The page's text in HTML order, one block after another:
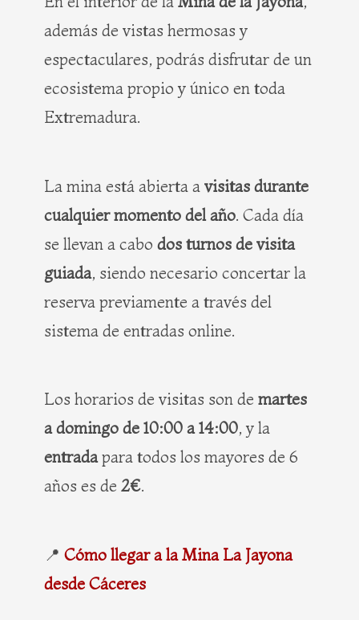
además de vistas hermosas y
espectaculares, podrás disfrutar de un
ecosistema propio y único en toda
Extremadura.
La mina está abierta a visitas durante
cualquier momento del año. Cada día
se llevan a cabo dos turnos de visita
guiada, siendo necesario concertar la
reserva previamente a través del
sistema de entradas online.
Los horarios de visitas son de martes
a domingo de 10:00 a 14:00, y la
entradapara todos los mayores de 6
años es de 2€.
📍 Cómo llegar a la Mina La Jayona
desde Cáceres